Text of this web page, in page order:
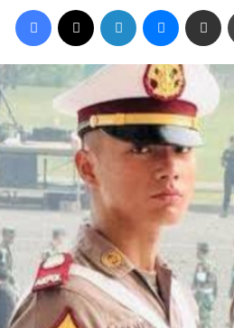
Facebook LinkedIn